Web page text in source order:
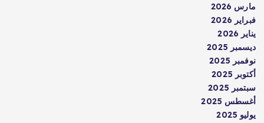
مارس 2026
فبراير 2026
يناير 2026
ديسمبر 2025
نوفمبر 2025
أكتوبر 2025
سبتمبر 2025
أغسطس 2025
يوليو 2025